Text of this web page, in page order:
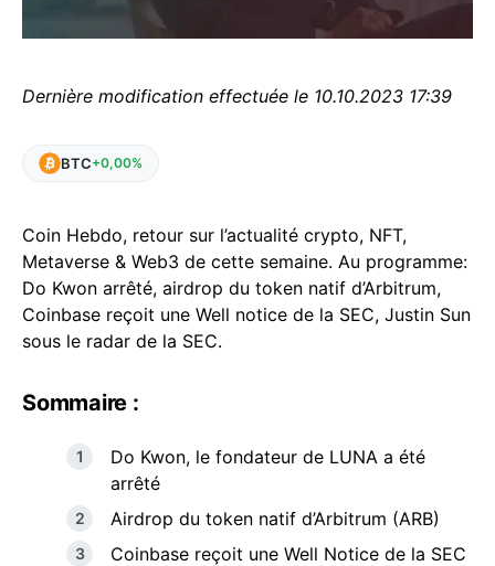
Dernière modification effectuée le 10.10.2023 17:39
BTC+0,00%
Coin Hebdo, retour sur l’actualité crypto, NFT,
Metaverse & Web3 de cette semaine. Au programme:
Do Kwon arrêté, airdrop du token natif d’Arbitrum,
Coinbase reçoit une Well notice de la SEC, Justin Sun
sous le radar de la SEC.
Sommaire :
Do Kwon, le fondateur de LUNA a été
arrêté
Airdrop du token natif d’Arbitrum (ARB)
Coinbase reçoit une Well Notice de la SEC